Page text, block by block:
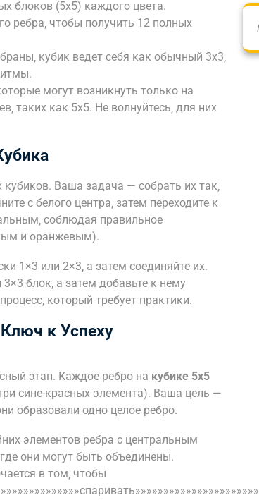
блоков (5х5) каждого цвета.
ребра‚ чтобы получить 12 полных
кубик ведет себя как обычный 3х3‚
могут возникнуть только на
таких как 5х5. Не волнуйтесь‚ для них
Ваша задача — собрать их так‚
с белого центра‚ затем переходите к
соблюдая правильное
и оранжевым).
1×3 или 2×3‚ а затем соединяйте их.
блок‚ а затем добавьте к нему
который требует практики.
к Успеху
этап. Каждое ребро на кубике 5х5
сине-красных элемента). Ваша цель —
образовали одно целое ребро.
элементов ребра с центральным
они могут быть объединены.
в том‚ чтобы